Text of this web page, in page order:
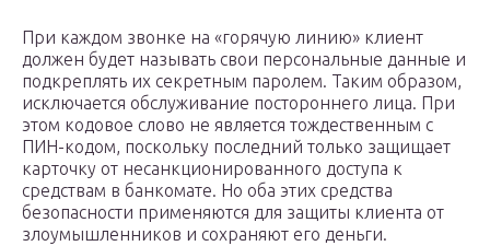
При каждом звонке на «горячую линию» клиент
должен будет называть свои персональные данные и
подкреплять их секретным паролем. Таким образом,
исключается обслуживание постороннего лица. При
этом кодовое слово не является тождественным с
ПИН-кодом, поскольку последний только защищает
карточку от несанкционированного доступа к
средствам в банкомате. Но оба этих средства
безопасности применяются для защиты клиента от
злоумышленников и сохраняют его деньги.